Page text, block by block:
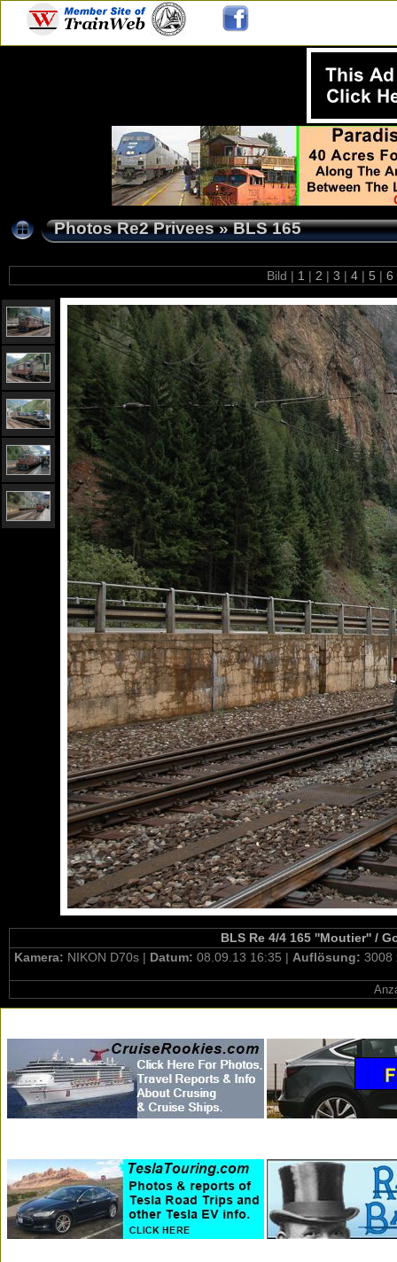
Photos Re2 Privees»BLS 165
Bild | 1 | 2 | 3 | 4 | 5 | 6
BLS Re 4/4 165 ''Moutier'' /
Kamera: NIKON D70s | Datum: 08.09.13 16:35 | Auflösung: 3008